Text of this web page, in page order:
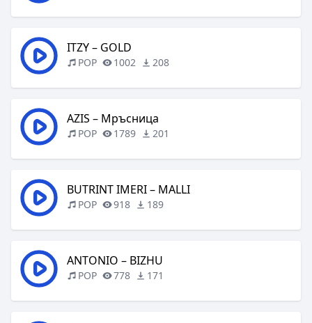
ITZY – GOLD
POP 1002 208
AZIS – Мръсница
POP 1789 201
BUTRINT IMERI – MALLI
POP 918 189
ANTONIO – BIZHU
POP 778 171